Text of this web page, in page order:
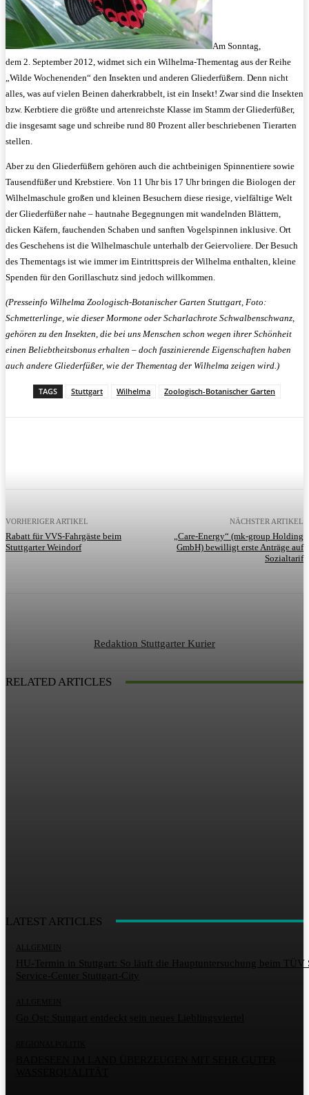
Am Sonntag,
dem 2. September 2012, widmet sich ein Wilhelma-Thementag aus der Reihe
„Wilde Wochenenden“ den Insekten und anderen Gliederfüßern. Denn nicht
alles, was auf vielen Beinen daherkrabbelt, ist ein Insekt! Zwar sind die Insekten
bzw. Kerbtiere die größte und artenreichste Klasse im Stamm der Gliederfüßer,
die insgesamt sage und schreibe rund 80 Prozent aller beschriebenen Tierarten
stellen.
Aber zu den Gliederfüßern gehören auch die achtbeinigen Spinnentiere sowie
Tausendfüßer und Krebstiere. Von 11 Uhr bis 17 Uhr bringen die Biologen der
Wilhelmaschule großen und kleinen Besuchern diese riesige, vielfältige Welt
der Gliederfüßer nahe – hautnahe Begegnungen mit wandelnden Blättern,
dicken Käfern, fauchenden Schaben und sanften Vogelspinnen inklusive. Ort
des Geschehens ist die Wilhelmaschule unterhalb der Geiervoliere. Der Besuch
des Thementags ist wie immer im Eintrittspreis der Wilhelma enthalten, kleine
Spenden für den Gorillaschutz sind jedoch willkommen.
(Presseinfo Wilhelma Zoologisch-Botanischer Garten Stuttgart, Foto:
Schmetterlinge, wie dieser Mormone oder Scharlachrote Schwalbenschwanz,
gehören zu den Insekten, die bei uns Menschen schon wegen ihrer Schönheit
einen Beliebtheitsbonus erhalten – doch faszinierende Eigenschaften haben
auch andere Gliederfüßer, wie der Thementag der Wilhelma zeigen wird.)
TAGS Stuttgart Wilhelma Zoologisch-Botanischer Garten
VORHERIGER ARTIKEL
Rabatt für VVS-Fahrgäste beim
Stuttgarter Weindorf
NÄCHSTER ARTIKEL
„Care-Energy“ (mk-group Holding
GmbH) bewilligt erste Anträge auf
Sozialtarif
Redaktion Stuttgarter Kurier
RELATED ARTICLES
LATEST ARTICLES
ALLGEMEIN
HU-Termin in Stuttgart: So läuft die Hauptuntersuchung beim TÜV
Service-Center Stuttgart-City